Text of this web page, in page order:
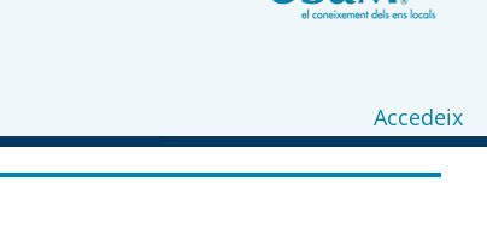
Accedeix
835/2003, de 27 de junio, por
- eSAM